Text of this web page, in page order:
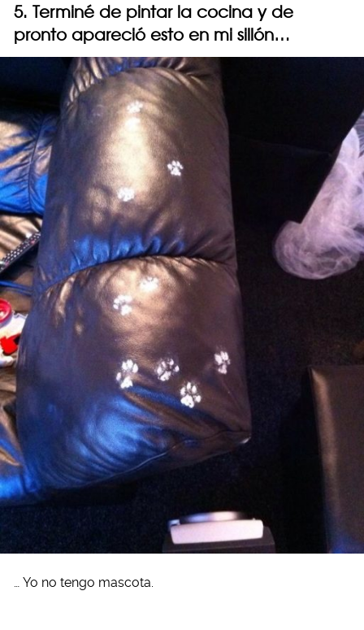
5. Terminé de pintar la cocina y de
pronto apareció esto en mi sillón…
… Yo no tengo mascota.